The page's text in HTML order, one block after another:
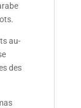
au-
des